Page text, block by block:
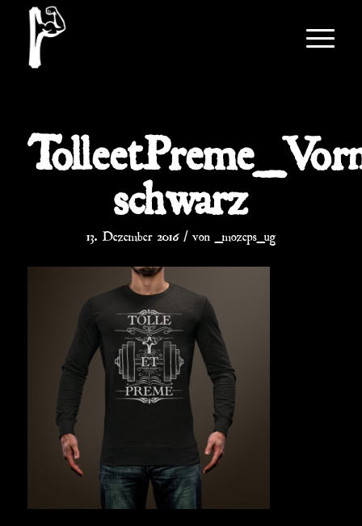
schwarz
13. Dezember 2016 /